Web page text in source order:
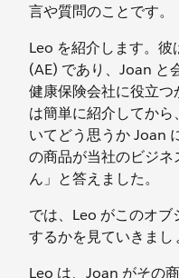
言や質問のことです。
Leo を紹介します。
(AE) であり、Joan と
健康保険会社に役立
は簡単に紹介してか
いてどう思うか Joan
の商品が当社のビジ
ん」と答えました。
では、Leo がこのオ
するかを見ていきまし
Leo は、Joan がその